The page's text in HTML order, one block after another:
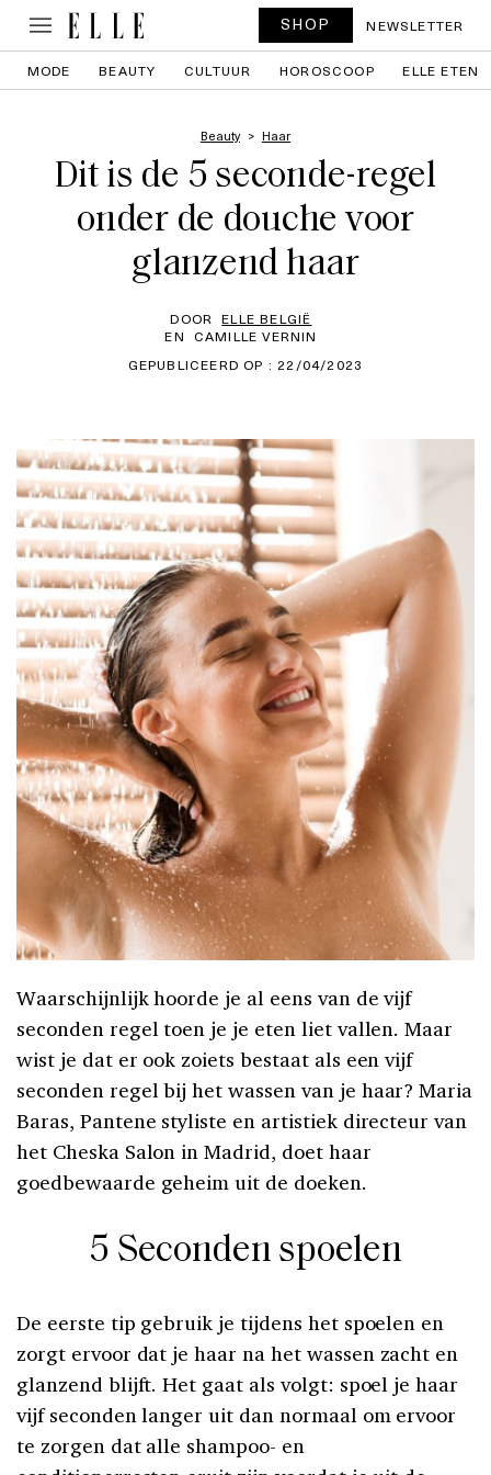
SHOP NEWSLETTER
MODE BEAUTY CULTUUR HOROSCOOP ELLE ETEN
Beauty Haar
Dit is de 5 seconde-regel
onder de douche voor
glanzend haar
DOOR ELLE BELGIË
EN
CAMILLE VERNIN
GEPUBLICEERD OP : 22/04/2023
Waarschijnlijk hoorde je al eens van de vijf
seconden regel toen je je eten liet vallen. Maar
wist je dat er ook zoiets bestaat als een vijf
seconden regel bij het wassen van je haar? Maria
Baras, Pantene styliste en artistiek directeur van
het Cheska Salon in Madrid, doet haar
goedbewaarde geheim uit de doeken.
5 Seconden spoelen
De eerste tip gebruik je tijdens het spoelen en
zorgt ervoor dat je haar na het wassen zacht en
glanzend blijft. Het gaat als volgt: spoel je haar
vijf seconden langer uit dan normaal om ervoor
te zorgen dat alle shampoo- en